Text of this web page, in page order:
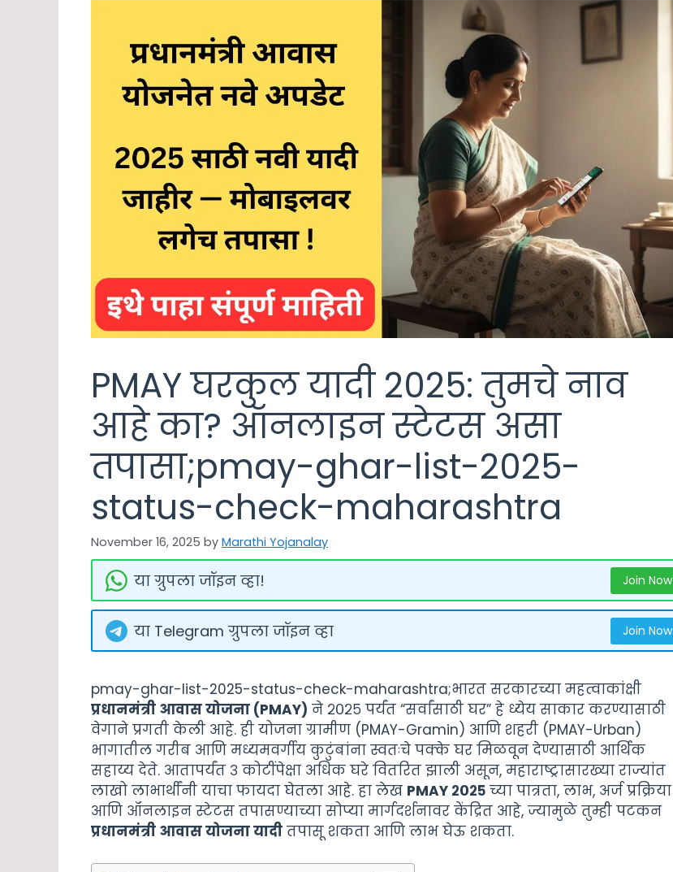
PMAY घरकुल यादी 2025: तुमचे नाव
आहे का? ऑनलाइन स्टेटस असा
तपासा;pmay-ghar-list-2025-
status-check-maharashtra
November 16, 2025 by Marathi Yojanalay
या ग्रुपला जॉइन व्हा! Join Now
या Telegram ग्रुपला जॉइन व्हा Join Now
pmay-ghar-list-2025-status-check-maharashtra;भारत सरकारच्या महत्वाकांक्षी
प्रधानमंत्री आवास योजना (PMAY) ने २०२५ पर्यंत “सर्वांसाठी घर” हे ध्येय साकार करण्यासाठी
वेगाने प्रगती केली आहे. ही योजना ग्रामीण (PMAY-Gramin) आणि शहरी (PMAY-Urban)
भागातील गरीब आणि मध्यमवर्गीय कुटुंबांना स्वतःचे पक्के घर मिळवून देण्यासाठी आर्थिक
सहाय्य देते. आतापर्यंत ३ कोटींपेक्षा अधिक घरे वितरित झाली असून, महाराष्ट्रासारख्या राज्यांत
लाखो लाभार्थींनी याचा फायदा घेतला आहे. हा लेख PMAY २०२५ च्या पात्रता, लाभ, अर्ज प्रक्रिया
आणि ऑनलाइन स्टेटस तपासण्याच्या सोप्या मार्गदर्शनावर केंद्रित आहे, ज्यामुळे तुम्ही पटकन
प्रधानमंत्री आवास योजना यादी तपासू शकता आणि लाभ घेऊ शकता.